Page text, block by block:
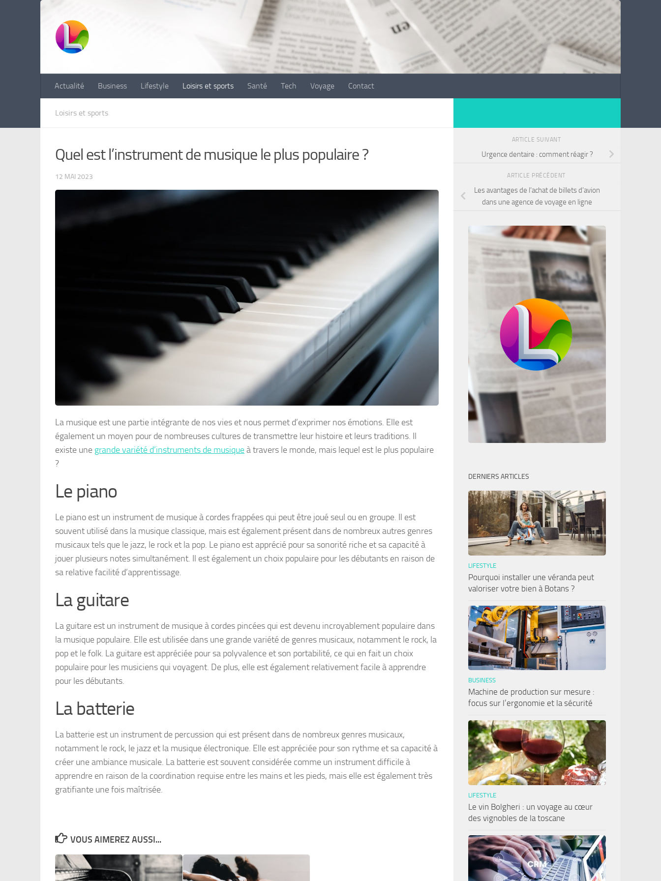
Actualité Business Lifestyle Loisirs et sports Santé Tech Voyage Contact
Loisirs et sports
Quel est l’instrument de musique le plus populaire ?
12 MAI 2023
La musique est une partie intégrante de nos vies et nous permet d’exprimer nos émotions. Elle est
également un moyen pour de nombreuses cultures de transmettre leur histoire et leurs traditions. Il
existe une grande variété d’instruments de musiqueà travers le monde, mais lequel est le plus populaire
?
Le piano
Le piano est un instrument de musique à cordes frappées qui peut être joué seul ou en groupe. Il est
souvent utilisé dans la musique classique, mais est également présent dans de nombreux autres genres
musicaux tels que le jazz, le rock et la pop. Le piano est apprécié pour sa sonorité riche et sa capacité à
jouer plusieurs notes simultanément. Il est également un choix populaire pour les débutants en raison de
sa relative facilité d’apprentissage.
La guitare
La guitare est un instrument de musique à cordes pincées qui est devenu incroyablement populaire dans
la musique populaire. Elle est utilisée dans une grande variété de genres musicaux, notamment le rock, la
pop et le folk. La guitare est appréciée pour sa polyvalence et son portabilité, ce qui en fait un choix
populaire pour les musiciens qui voyagent. De plus, elle est également relativement facile à apprendre
pour les débutants.
La batterie
La batterie est un instrument de percussion qui est présent dans de nombreux genres musicaux,
notamment le rock, le jazz et la musique électronique. Elle est appréciée pour son rythme et sa capacité à
créer une ambiance musicale. La batterie est souvent considérée comme un instrument difficile à
apprendre en raison de la coordination requise entre les mains et les pieds, mais elle est également très
gratifiante une fois maîtrisée.
VOUS AIMEREZ AUSSI...
ARTICLE SUIVANT
Urgence dentaire : comment réagir ?
ARTICLE PRÉCÉDENT
Les avantages de l’achat de billets d’avion
dans une agence de voyage en ligne
DERNIERS ARTICLES
LIFESTYLE
Pourquoi installer une véranda peut
valoriser votre bien à Botans ?
BUSINESS
Machine de production sur mesure :
focus sur l’ergonomie et la sécurité
LIFESTYLE
Le vin Bolgheri : un voyage au cœur
des vignobles de la toscane